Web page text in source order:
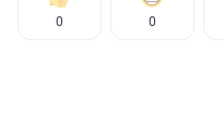
0 0